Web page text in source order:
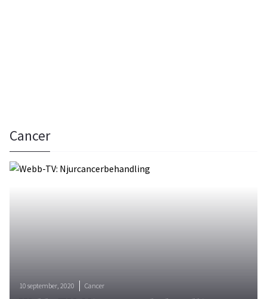
Cancer
10 september, 2020 Cancer